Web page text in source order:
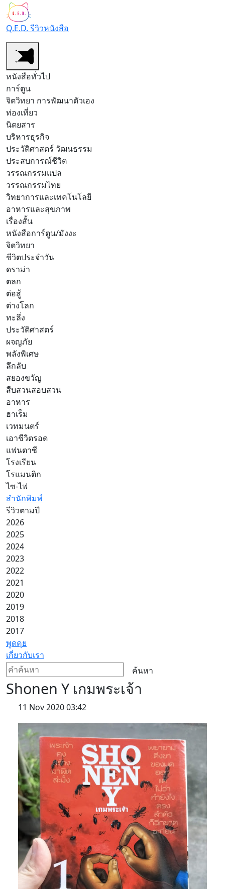
Q.E.D. รีวิวหนังสือ
หนังสือทั่วไป
การ์ตูน
จิตวิทยา การพัฒนาตัวเอง
ท่องเที่ยว
นิตยสาร
บริหารธุรกิจ
ประวัติศาสตร์ วัฒนธรรม
ประสบการณ์ชีวิต
วรรณกรรมแปล
วรรณกรรมไทย
วิทยาการและเทคโนโลยี
อาหารและสุขภาพ
เรื่องสั้น
หนังสือการ์ตูน/มังงะ
จิตวิทยา
ชีวิตประจำวัน
ดราม่า
ตลก
ต่อสู้
ต่างโลก
ทะลึ่ง
ประวัติศาสตร์
ผจญภัย
พลังพิเศษ
ลึกลับ
สยองขวัญ
สืบสวนสอบสวน
อาหาร
ฮาเร็ม
เวทมนตร์
เอาชีวิตรอด
แฟนตาซี
โรงเรียน
โรแมนติก
ไซ-ไฟ
สำนักพิมพ์
รีวิวตามปี
2026
2025
2024
2023
2022
2021
2020
2019
2018
2017
พูดคุย
เกี่ยวกับเรา
ค้นหา
Shonen Y เกมพระเจ้า
11 Nov 2020 03:42